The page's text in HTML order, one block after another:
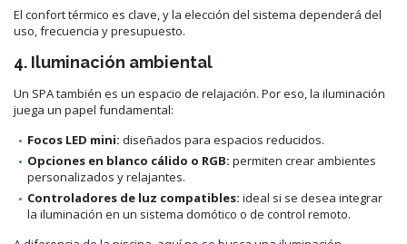
El confort térmico es clave, y la elección del sistema dependerá del
uso, frecuencia y presupuesto.
4. Iluminación ambiental
Un SPA también es un espacio de relajación. Por eso, la iluminación
juega un papel fundamental:
Focos LED mini: diseñados para espacios reducidos.
Opciones en blanco cálido o RGB: permiten crear ambientes
personalizados y relajantes.
Controladores de luz compatibles: ideal si se desea integrar
la iluminación en un sistema domótico o de control remoto.